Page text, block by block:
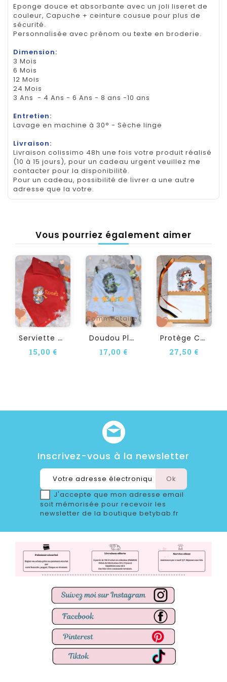
Eponge douce et absorbante avec un joli liseret de
couleur, Capuche + ceinture cousue pour plus de
sécurité.
Personnalisée avec prénom ou texte en broderie.
Dimension:
3 Mois
6 Mois
12 Mois
24 Mois
3 Ans - 4 Ans - 6 Ans - 8 ans -10 ans
Entretien:
Lavage en machine à 30° - Sèche linge
Livraison:
Livraison colissimo 48h une fois votre produit réalisé
(10 à 15 jours), pour un cadeau urgent veuillez me
contacter pour la disponibilité.
Pour un cadeau, possibilité de livrer a une autre
adresse que la votre.
Vous pourriez également aimer
S
Erviette De Table...
15,00 €
1
Commentaire(s)
D
Oudou Plat Personnalisé...
17,00 €
P
Rotège Carnet De Santé À...
27,50 €
Inscrivez-vous à la newsletter
J'accepte que mon adresse email
soit mémorisée pour recevoir les
newsletter de la boutique betybab.fr